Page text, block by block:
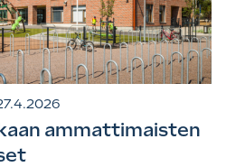
ammattimaisten